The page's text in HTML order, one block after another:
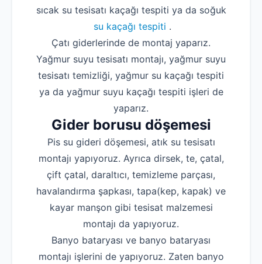
sıcak su tesisatı kaçağı tespiti ya da soğuk
su kaçağı tespiti .
Çatı giderlerinde de montaj yaparız.
Yağmur suyu tesisatı montajı, yağmur suyu
tesisatı temizliği, yağmur su kaçağı tespiti
ya da yağmur suyu kaçağı tespiti işleri de
yaparız.
Gider borusu döşemesi
Pis su gideri döşemesi, atık su tesisatı
montajı yapıyoruz. Ayrıca dirsek, te, çatal,
çift çatal, daraltıcı, temizleme parçası,
havalandırma şapkası, tapa(kep, kapak) ve
kayar manşon gibi tesisat malzemesi
montajı da yapıyoruz.
Banyo bataryası ve banyo bataryası
montajı işlerini de yapıyoruz. Zaten banyo